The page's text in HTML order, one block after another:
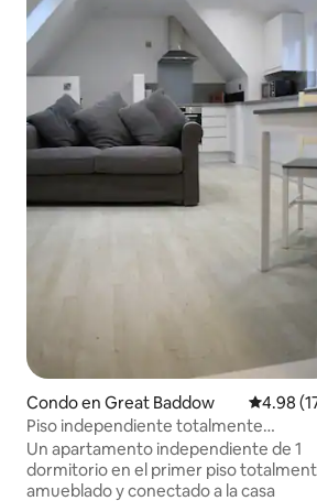
Condo en Great Baddow
4.98
Piso independiente totalmente
amueblado, con cama tamaño king
Un apartamento independiente de 1
dormitorio en el primer piso
amueblado y conectado a la casa